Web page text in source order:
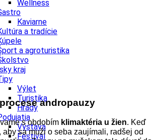
Wellness
Kaviarne
a tradície
a agroturistika
kraj
Výlet
Turistika
Hrady
Výstava
Festival
andropauzy
s obdobím klimaktéria u žien. Keď
aby sa muži o seba zaujímali, radšej od